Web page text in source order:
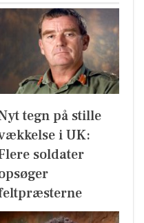
tegn på stille
i UK:
soldater